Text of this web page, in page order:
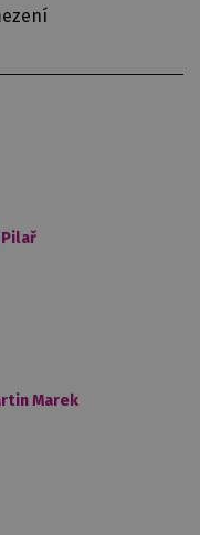
Pilař
Marek